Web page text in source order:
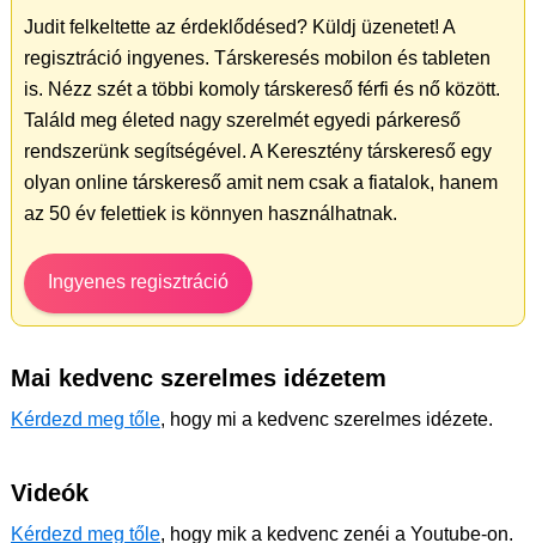
Judit felkeltette az érdeklődésed? Küldj üzenetet! A
regisztráció ingyenes. Társkeresés mobilon és tableten
is. Nézz szét a többi komoly társkereső férfi és nő között.
Találd meg életed nagy szerelmét egyedi párkereső
rendszerünk segítségével. A Keresztény társkereső egy
olyan online társkereső amit nem csak a fiatalok, hanem
az 50 év felettiek is könnyen használhatnak.
Ingyenes regisztráció
Mai kedvenc szerelmes idézetem
Kérdezd meg tőle, hogy mi a kedvenc szerelmes idézete.
Videók
Kérdezd meg tőle, hogy mik a kedvenc zenéi a Youtube-on.